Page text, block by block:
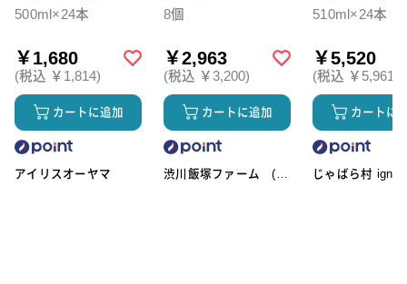
500ml×24本
￥1,680
(税込 ￥1,814)
カートに追加
アイリスオーヤマ
8個
￥2,963
(税込 ￥3,200)
カートに追加
渋川飯塚ファーム (ア
本入
510ml×24本
￥5,520
(税込 ￥5,961)
カートに
じゃばら村